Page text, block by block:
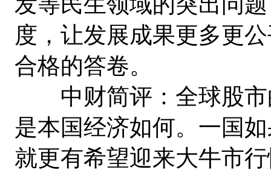
度，让发展成果更多更
合格的答卷。
中财简评：全球股市
是本国经济如何。一国
就更有希望迎来大牛市